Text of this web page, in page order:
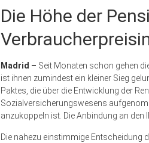
Die Höhe der
Madrid – Seit Monaten schon gehen
ist ihnen zumindest ein kleiner Sieg
Paktes, die über die Entwicklung der
Sozialversicherungswesens
anzukoppeln ist. Die Anbindung an
Die nahezu einstimmige Entscheidung